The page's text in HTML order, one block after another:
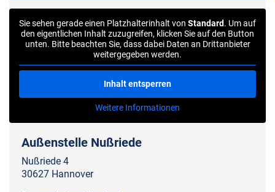
Sie sehen gerade einen Platzhalterinhalt von Standard. Um auf
den eigentlichen Inhalt zuzugreifen, klicken Sie auf den Button
unten. Bitte beachten Sie, dass dabei Daten an Drittanbieter
weitergegeben werden.
Inhalt entsperren
Weitere Informationen
Außenstelle Nußriede
Nußriede 4
30627 Hannover